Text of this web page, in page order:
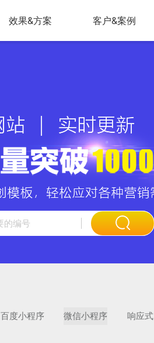
效果&方案 客户&案例
百度小程序 微信小程序 响应式